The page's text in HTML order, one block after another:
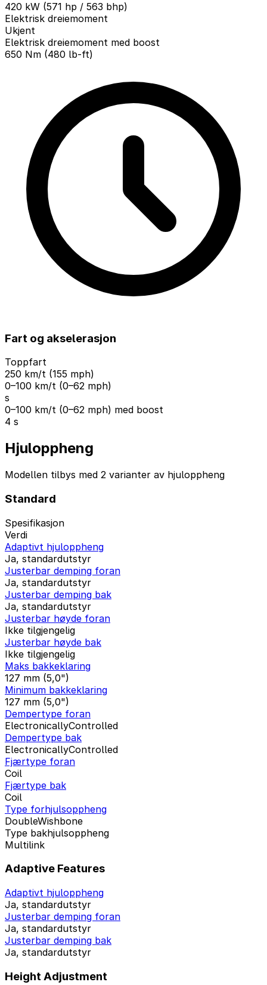
420 kW (571 hp / 563 bhp)
Elektrisk dreiemoment
Ukjent
Elektrisk dreiemoment med boost
650 Nm (480 lb-ft)
Fart og akselerasjon
Toppfart
250 km/t (155 mph)
0–100 km/t (0–62 mph)
s
0–100 km/t (0–62 mph) med boost
4 s
Hjuloppheng
Modellen tilbys med 2 varianter av hjuloppheng
Standard
Spesifikasjon
Verdi
Adaptivt hjuloppheng
Ja, standardutstyr
Justerbar demping foran
Ja, standardutstyr
Justerbar demping bak
Ja, standardutstyr
Justerbar høyde foran
Ikke tilgjengelig
Justerbar høyde bak
Ikke tilgjengelig
Maks bakkeklaring
127 mm (5,0")
Minimum bakkeklaring
127 mm (5,0")
Dempertype foran
ElectronicallyControlled
Dempertype bak
ElectronicallyControlled
Fjærtype foran
Coil
Fjærtype bak
Coil
Type forhjulsoppheng
DoubleWishbone
Type bakhjulsoppheng
Multilink
Adaptive Features
Adaptivt hjuloppheng
Ja, standardutstyr
Justerbar demping foran
Ja, standardutstyr
Justerbar demping bak
Ja, standardutstyr
Height Adjustment